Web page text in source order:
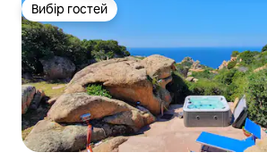
Вибір гостей
Вибір гостей